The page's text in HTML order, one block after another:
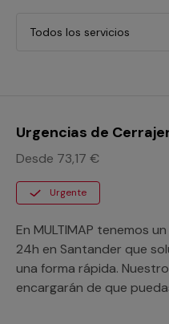
Todos los servicios
Urgencias de
Desde 73,17 €
Urgente
En MULTIMAP tenemos
24h en Santander que
una forma rápida.
encargarán de que